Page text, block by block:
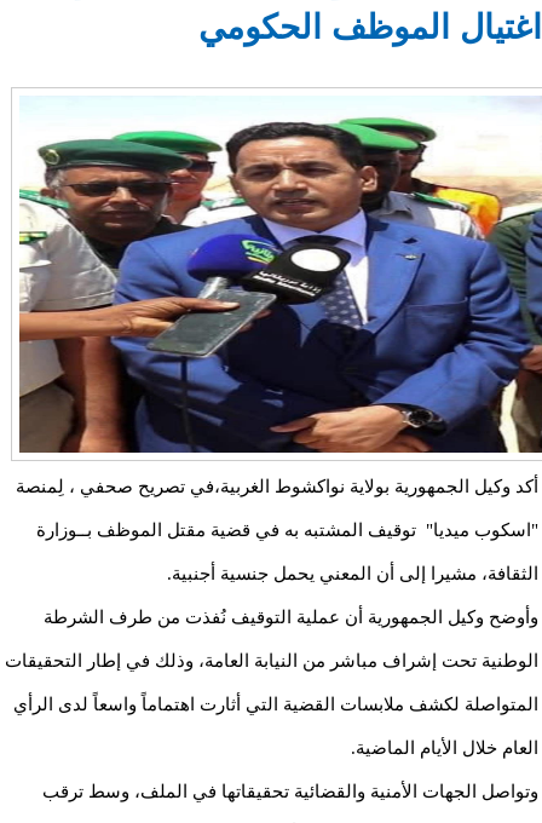
اغتيال الموظف الحكومي
أكد وكيل الجمهورية بولاية نواكشوط الغربية،في تصريح صحفي ، لِمنصة
"اسكوب ميديا" توقيف المشتبه به في قضية مقتل الموظف بــوزارة
الثقافة، مشيرا إلى أن المعني يحمل جنسية أجنبية.
وأوضح وكيل الجمهورية أن عملية التوقيف نُفذت من طرف الشرطة
الوطنية تحت إشراف مباشر من النيابة العامة، وذلك في إطار التحقيقات
المتواصلة لكشف ملابسات القضية التي أثارت اهتماماً واسعاً لدى الرأي
العام خلال الأيام الماضية.
وتواصل الجهات الأمنية والقضائية تحقيقاتها في الملف، وسط ترقب